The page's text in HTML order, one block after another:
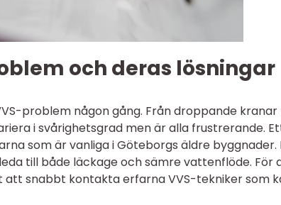
och deras lösningar
problem någon gång. Från droppande
i svårighetsgrad men är alla frustrerande.
som är vanliga i Göteborgs äldre byggnader.
till både läckage och sämre vattenflöde. För
snabbt kontakta erfarna VVS-tekniker som